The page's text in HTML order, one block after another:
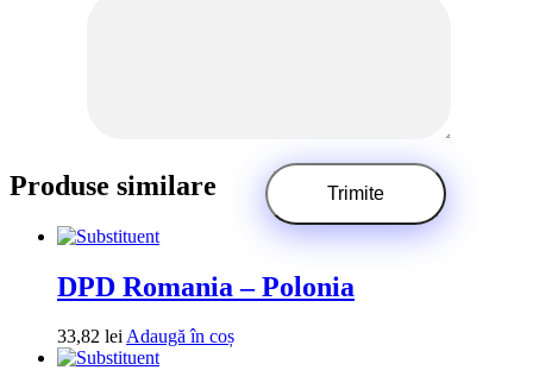
Produse similare
DPD Romania – Polonia
33,82 leiAdaugă în coș